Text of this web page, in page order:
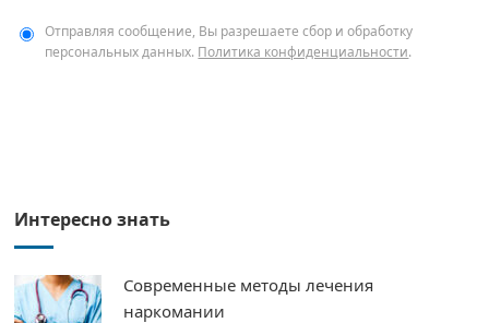
Отправляя сообщение, Вы разрешаете сбор и обработку
персональных данных. Политика конфиденциальности.
Интересно знать
Современные методы лечения
наркомании